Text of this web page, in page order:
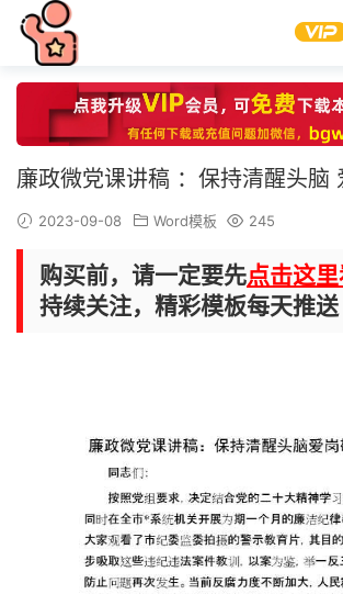
廉政微党课讲稿 ：保持清醒头脑
2023-09-08 Word模板 245
购买前，请一定要先点击这
持续关注，精彩模板每天推送